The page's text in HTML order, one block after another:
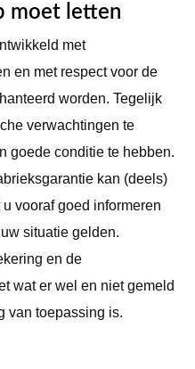
moet letten
met
en met respect voor de
worden. Tegelijk
verwachtingen te
goede conditie te hebben.
kan (deels)
vooraf goed informeren
situatie gelden.
en de
wat er wel en niet gemeld
van toepassing is.